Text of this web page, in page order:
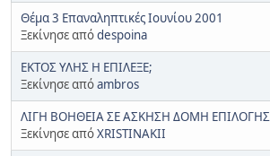
Θέμα 3 Επαναληπτικές Ιουνίου 2001
Ξεκίνησε απόdespoina
ΕΚΤΟΣ ΥΛΗΣ Η ΕΠΙΛΕΞΕ;
Ξεκίνησε απόambros
ΛΙΓΗ ΒΟΗΘΕΙΑ ΣΕ ΑΣΚΗΣΗ ΔΟΜΗ ΕΠΙΛΟΓΗΣ
Ξεκίνησε απόXRISTINAKII